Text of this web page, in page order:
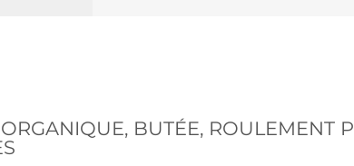
BUTÉE, ROULEMENT